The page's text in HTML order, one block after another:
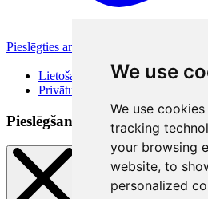
We use
We use
tracking
your browsing
website, to
personalized
Pieslēgties ar Apple
Lietošanas noteikumi
Privātuma politika
Pieslēgšanās veidi